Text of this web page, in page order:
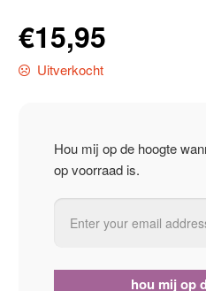
€15,95
Uitverkocht
Hou mij op de hoogte
op voorraad is.